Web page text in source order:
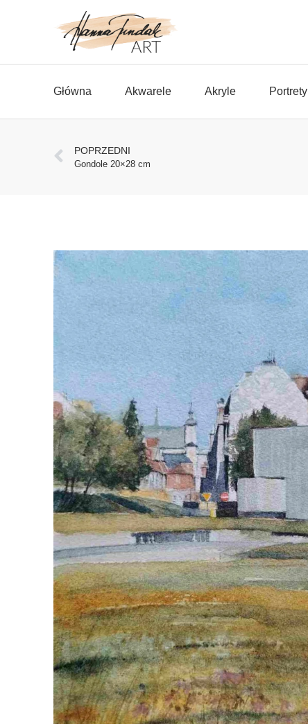
Główna Akwarele Akryle Portrety
POPRZEDNI
Gondole 20×28 cm